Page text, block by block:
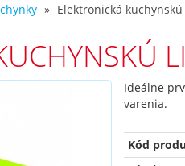
Elektronická
Ideálne
varenia.
Kód